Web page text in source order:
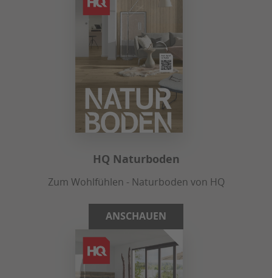
HQ Naturboden
Zum Wohlfühlen - Naturboden von HQ
ANSCHAUEN